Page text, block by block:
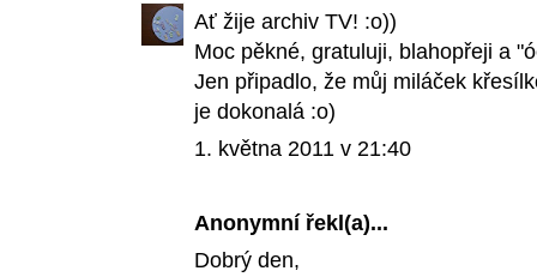
Ať žije archiv TV! :o))
Moc pěkné, gratuluji, blahopřeji a
Jen připadlo, že můj miláček
je dokonalá :o)
1. května 2011 v 21:40
Anonymní řekl(a)...
Dobrý den,